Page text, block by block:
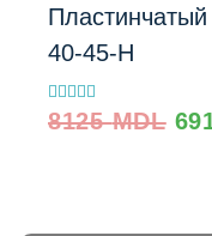
40-45-H
Evaluat la
5.00
8125MDL